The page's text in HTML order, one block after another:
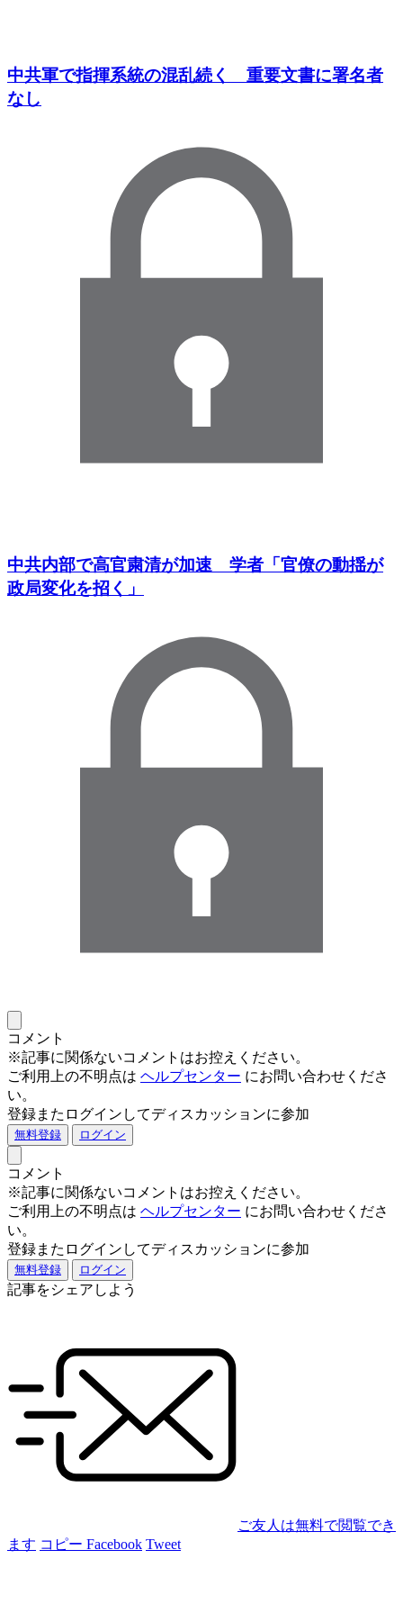
中共軍で指揮系統の混乱続く 重要文書に署名者
なし
中共内部で高官粛清が加速 学者「官僚の動揺が
政局変化を招く」
コメント
※記事に関係ないコメントはお控えください。
ご利用上の不明点は ヘルプセンター にお問い合わせくださ
い。
登録またログインしてディスカッションに参加
無料登録 ログイン
コメント
※記事に関係ないコメントはお控えください。
ご利用上の不明点は ヘルプセンター にお問い合わせくださ
い。
登録またログインしてディスカッションに参加
無料登録 ログイン
記事をシェアしよう
ご友人は無料で閲覧でき
ます コピー Facebook Tweet